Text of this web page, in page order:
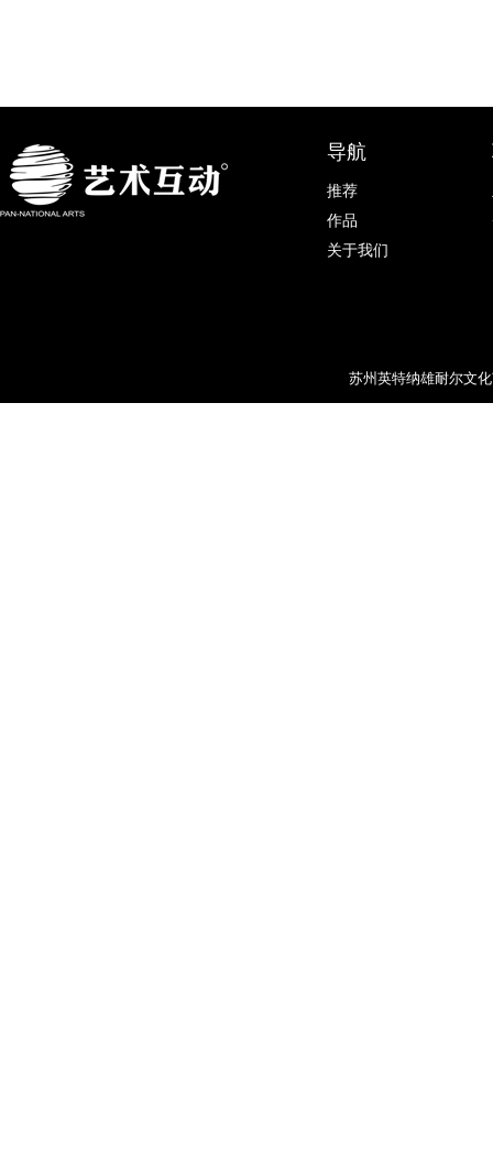
导航
推荐
作品
关于我们
苏州英特纳雄耐尔文